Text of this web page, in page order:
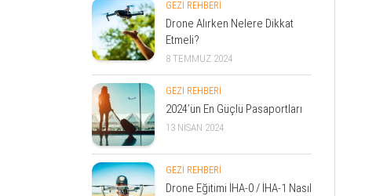
GEZİ REHBERİ
Drone Alırken Nelere Dikkat
Etmeli?
8 TEMMUZ 2024
GEZİ REHBERİ
2024’ün En Güçlü Pasaportları
13 NISAN 2024
GEZİ REHBERİ
Drone Eğitimi İHA-0 / İHA-1 Nasıl